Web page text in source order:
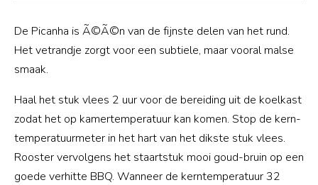
De Picanha is Ã©Ã©n van de fijnste delen van het rund.
Het vetrandje zorgt voor een subtiele, maar vooral malse
smaak.
Haal het stuk vlees 2 uur voor de bereiding uit de koelkast
zodat het op kamertemperatuur kan komen. Stop de kern-
temperatuurmeter in het hart van het dikste stuk vlees.
Rooster vervolgens het staartstuk mooi goud-bruin op een
goede verhitte BBQ. Wanneer de kerntemperatuur 32